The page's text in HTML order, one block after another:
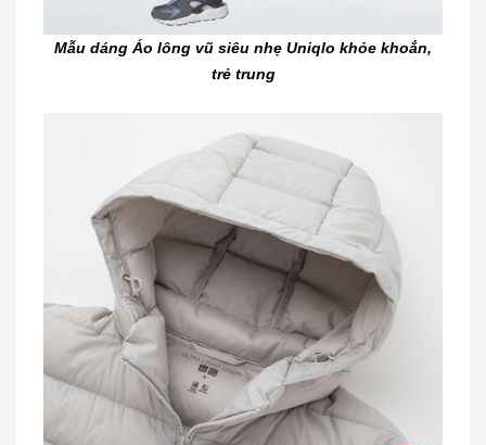
Mẫu dáng Áo lông vũ siêu nhẹ Uniqlo khỏe khoắn,
trẻ trung